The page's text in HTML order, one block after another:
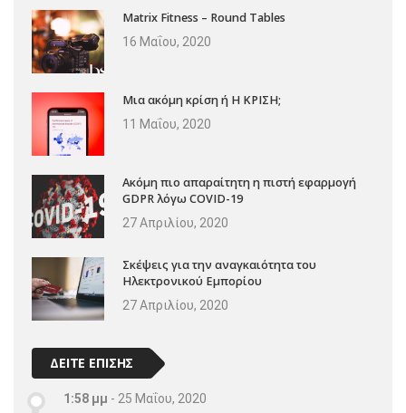
Matrix Fitness – Round Tables
16 Μαΐου, 2020
Μια ακόμη κρίση ή Η ΚΡΙΣΗ;
11 Μαΐου, 2020
Ακόμη πιο απαραίτητη η πιστή εφαρμογή
GDPR λόγω COVID-19
27 Απριλίου, 2020
Σκέψεις για την αναγκαιότητα του
Ηλεκτρονικού Εμπορίου
27 Απριλίου, 2020
ΔΕΙΤΕ ΕΠΙΣΗΣ
1:58 μμ - 25 Μαΐου, 2020